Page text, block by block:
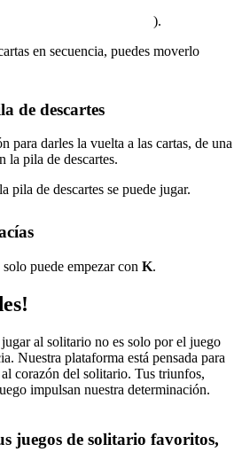
).
en secuencia, puedes moverlo
de descartes
para darles la vuelta a las cartas, de una
la pila de descartes.
pila de descartes se puede jugar.
puede empezar con K.
al solitario no es solo por el juego
Nuestra plataforma está pensada para
corazón del solitario. Tus triunfos,
impulsan nuestra determinación.
juegos de solitario favoritos,